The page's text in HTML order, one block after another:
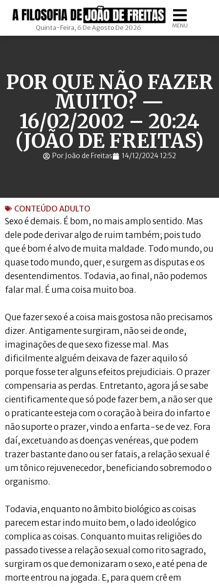
Quinta-Feira, 6 De Agosto De 2026 MENU
POR QUE NÃO FAZER
MUITO? —
16/02/2002 – 20:24
(JOÃO DE FREITAS)
Por João de Freitas 14/12/2024 12:52
CONTEÚDO ADULTO
Sexo é demais. É bom, no mais amplo sentido. Mas
dele pode derivar algo de ruim também; pois tudo
que é bom é alvo de muita maldade. Todo mundo, ou
quase todo mundo, quer, e surgem as disputas e os
desentendimentos. Todavia, ao final, não podemos
falar mal. É uma coisa muito boa.
Que fazer sexo é a coisa mais gostosa não precisamos
dizer. Antigamente surgiram, não sei de onde,
imaginações de que sexo fizesse mal. Mas
dificilmente alguém deixava de fazer aquilo só
porque fosse ter alguns efeitos prejudiciais. O prazer
compensaria as perdas. Entretanto, agora já se sabe
cientificamente que só pode fazer bem, a não ser que
o praticante esteja com o coração à beira do infarto e
não suporte o prazer, vindo a enfarta-se de vez. Fora
daí, excetuando as doenças venéreas, que podem
trazer bastante dano ou ser fatais, a relação sexual é
um tônico rejuvenecedor, beneficiando sobremodo o
organismo.
Todavia, enquanto no âmbito biológico as coisas
parecem estar indo muito bem, o lado ideológico
complica as coisas. Conquanto muitas religiões do
passado tivesse a relação sexual como rito sagrado,
surgiram os que demonizaram o sexo, e até pena de
morte entrou na jogada. E, para quem crê em